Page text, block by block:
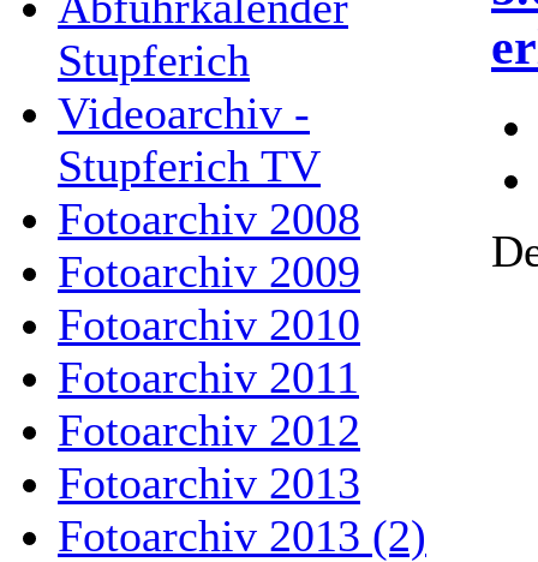
Stupferich
Videoarchiv -
Stupferich TV
Fotoarchiv 2008
Fotoarchiv 2009
Fotoarchiv 2010
Fotoarchiv 2011
Fotoarchiv 2012
Fotoarchiv 2013
Fotoarchiv 2013 (2)